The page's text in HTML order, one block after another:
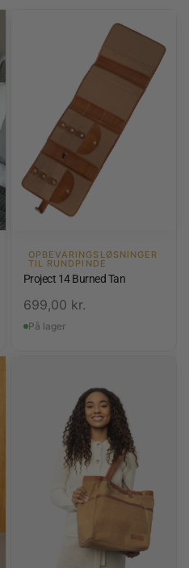
OPBEVARINGSLØSNINGER
TIL RUNDPINDE
Project 14 Burned Tan
699,00 kr.
På lager